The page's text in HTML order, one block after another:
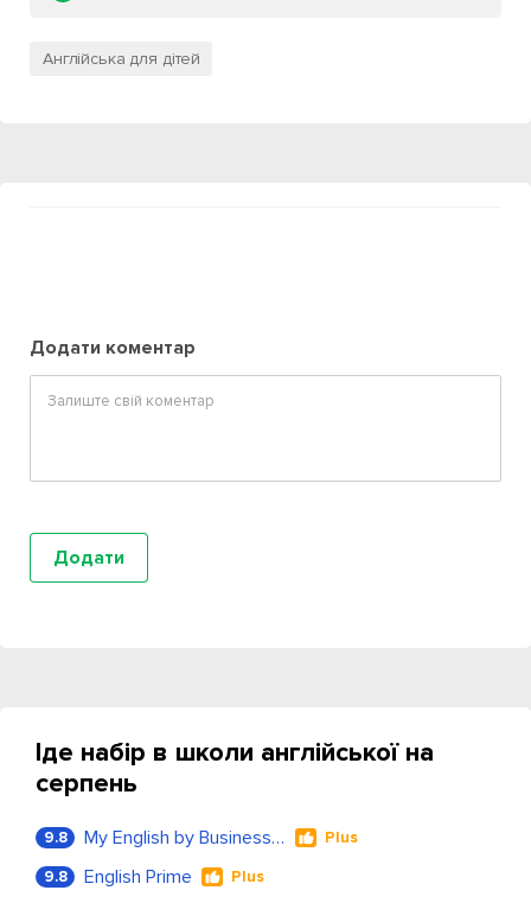
Англійська для дітей
Додати коментар
Іде набір в школи англійської на
серпень
9.8 My English by Business Language Plus
9.8 English Prime Plus